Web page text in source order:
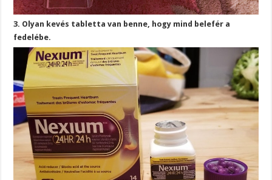
3. Olyan kevés tabletta van benne, hogy mind belefér a
fedelébe.